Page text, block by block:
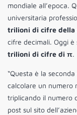
mondiale all’epoca.
universitaria
trilioni di cifre della
cifre decimali. Oggi
trilioni di cifre di π.
“Questa è la
calcolare un numero
triplicando il numero
post sul sito